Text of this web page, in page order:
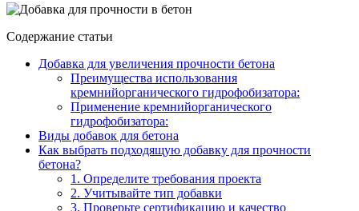
Содержание статьи
Добавка для увеличения прочности бетона
Преимущества использования
кремнийорганического гидрофобизатора:
Применение кремнийорганического
гидрофобизатора:
Виды добавок для бетона
Как выбрать подходящую добавку для прочности
бетона?
1. Определите требования проекта
2. Учитывайте тип добавки
3. Проверьте сертификацию и качество